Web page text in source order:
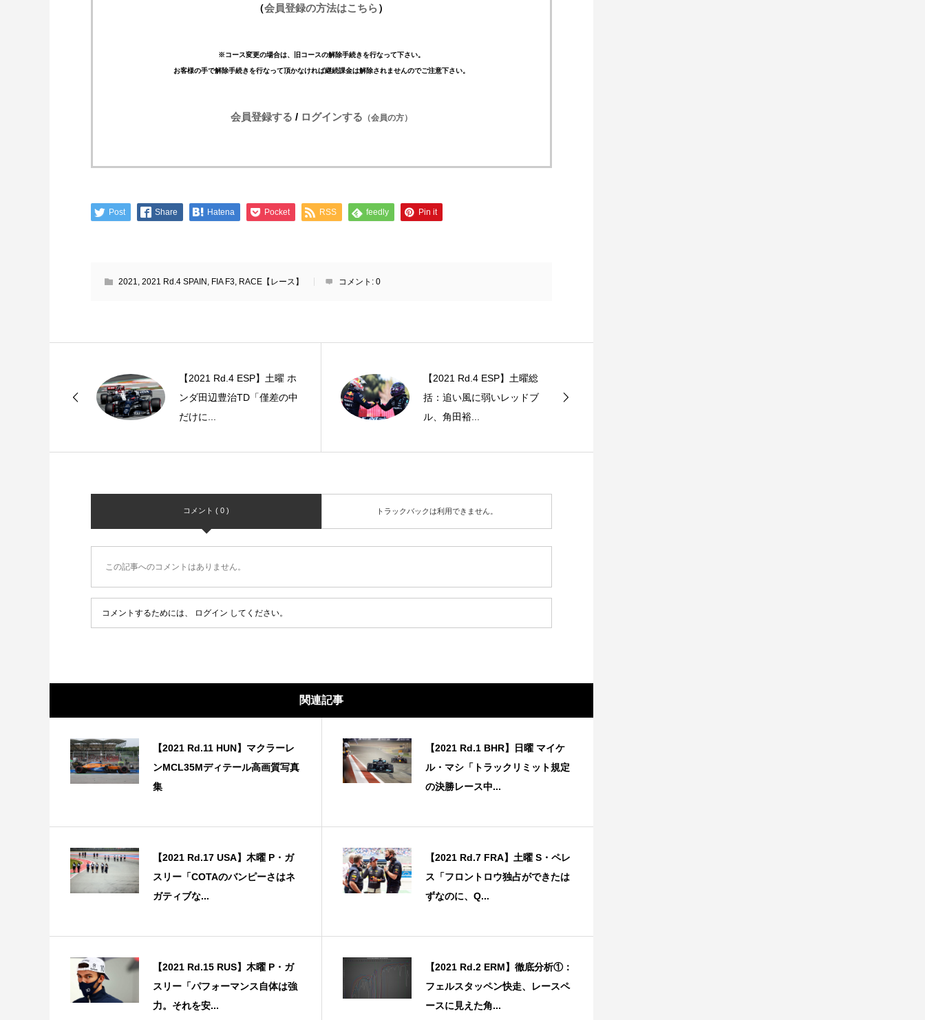
（会員登録の方法はこちら）
※コース変更の場合は、旧コースの解除手続きを行なって下さい。
お客様の手で解除手続きを行なって頂かなければ継続課金は解除されませんのでご注意下さい。
会員登録する / ログインする （会員の方）
Post Share Hatena Pocket RSS feedly Pin it
2021 2021 Rd.4 SPAIN FIA F3 RACE【レース】 コメント: 0
【2021 Rd.4 ESP】土曜 ホ
ンダ田辺豊治TD「僅差の中
だけに...
【2021 Rd.4 ESP】土曜総
括：追い風に弱いレッドブ
ル、角田裕...
コメント ( 0 ) トラックバックは利用できません。
この記事へのコメントはありません。
コメントするためには、 ログイン してください。
関連記事
【2021 Rd.11 HUN】マクラーレ
ンMCL35Mディテール高画質写真
集
【2021 Rd.1 BHR】日曜 マイケ
ル・マシ「トラックリミット規定
の決勝レース中...
【2021 Rd.17 USA】木曜 P・ガ
スリー「COTAのバンピーさはネ
ガティブな...
【2021 Rd.7 FRA】土曜 S・ペレ
ス「フロントロウ独占ができたは
ずなのに、Q...
【2021 Rd.15 RUS】木曜 P・ガ
スリー「パフォーマンス自体は強
力。それを安...
【2021 Rd.2 ERM】徹底分析①：
フェルスタッペン快走、レースペ
ースに見えた角...